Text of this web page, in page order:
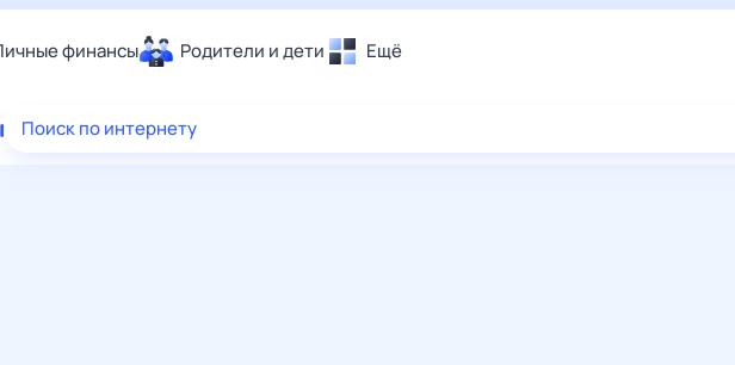
финансы Родители и дети Ещё
Еда
Поиск по интернету